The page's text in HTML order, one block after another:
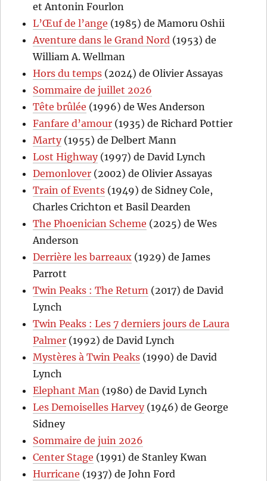
et Antonin Fourlon
L’Œuf de l’ange (1985) de Mamoru Oshii
Aventure dans le Grand Nord (1953) de
William A. Wellman
Hors du temps (2024) de Olivier Assayas
Sommaire de juillet 2026
Tête brûlée (1996) de Wes Anderson
Fanfare d’amour (1935) de Richard Pottier
Marty(1955) de Delbert Mann
Lost Highway(1997) de David Lynch
Demonlover (2002) de Olivier Assayas
Train of Events (1949) de Sidney Cole,
Charles Crichton et Basil Dearden
The Phoenician Scheme (2025) de Wes
Anderson
Derrière les barreaux (1929) de James
Parrott
Twin Peaks : The Return (2017) de David
Lynch
Twin Peaks : Les 7 derniers jours de Laura
Palmer (1992) de David Lynch
Mystères à Twin Peaks (1990) de David
Lynch
Elephant Man (1980) de David Lynch
Les Demoiselles Harvey(1946) de George
Sidney
Sommaire de juin 2026
Center Stage (1991) de Stanley Kwan
Hurricane (1937) de John Ford